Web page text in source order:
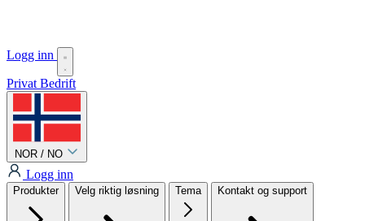
Logg inn
Privat Bedrift
NOR / NO
Logg inn
Produkter Velg riktig løsning Tema Kontakt og support